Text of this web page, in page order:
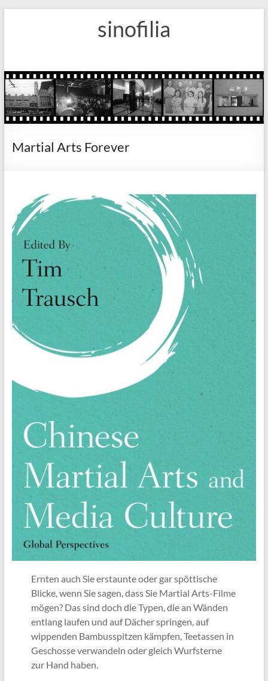
sinofilia
Martial Arts Forever
Ernten auch Sie erstaunte oder gar spöttische
Blicke, wenn Sie sagen, dass Sie Martial Arts-Filme
mögen? Das sind doch die Typen, die an Wänden
entlang laufen und auf Dächer springen, auf
wippenden Bambusspitzen kämpfen, Teetassen in
Geschosse verwandeln oder gleich Wurfsterne
zur Hand haben.